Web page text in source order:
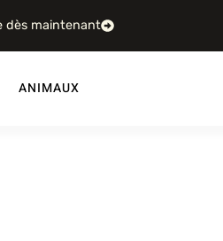
dès maintenant
ANIMAUX